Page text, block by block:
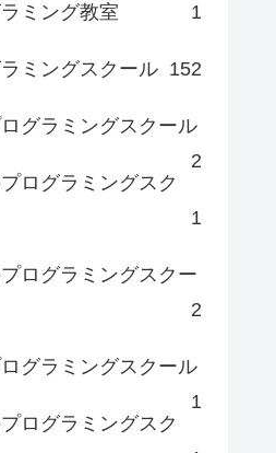
ミング教室 1
ミングスクール 152
グラミングスクール
2
ログラミングスク
1
ログラミングスクー
2
グラミングスクール
1
ログラミングスク